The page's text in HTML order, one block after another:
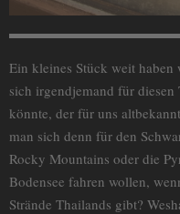
Ein kleines Stück weit
sich irgendjemand für diesen
könnte, der für uns
man sich denn für den
Rocky Mountains oder die
Bodensee fahren wollen,
Strände Thailands gibt?